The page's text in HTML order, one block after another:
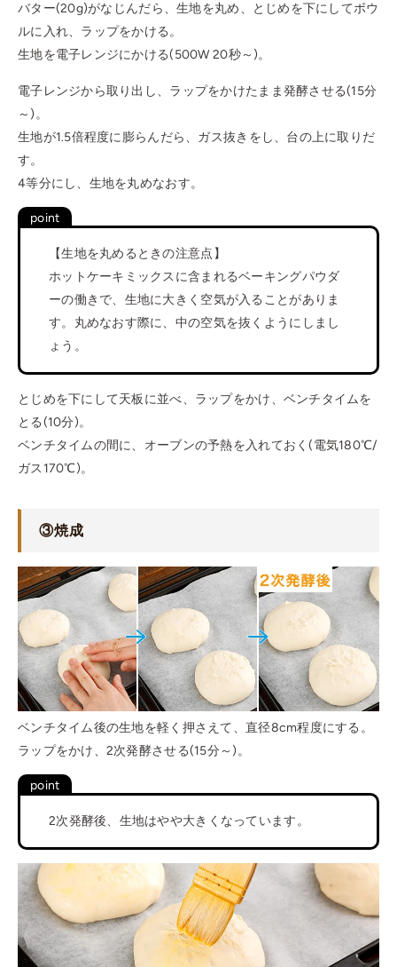
バター(20g)がなじんだら、生地を丸め、とじめを下にしてボウ
ルに入れ、ラップをかける。
生地を電子レンジにかける(500W 20秒～)。
電子レンジから取り出し、ラップをかけたまま発酵させる(15分
～)。
生地が1.5倍程度に膨らんだら、ガス抜きをし、台の上に取りだ
す。
4等分にし、生地を丸めなおす。
【生地を丸めるときの注意点】
ホットケーキミックスに含まれるベーキングパウダ
ーの働きで、生地に大きく空気が入ることがありま
す。丸めなおす際に、中の空気を抜くようにしまし
ょう。
とじめを下にして天板に並べ、ラップをかけ、ベンチタイムを
とる(10分)。
ベンチタイムの間に、オーブンの予熱を入れておく(電気180℃/
ガス170℃)。
③焼成
ベンチタイム後の生地を軽く押さえて、直径8cm程度にする。
ラップをかけ、2次発酵させる(15分～)。
2次発酵後、生地はやや大きくなっています。